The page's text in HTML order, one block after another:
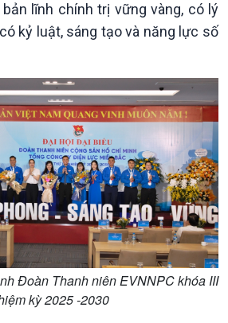
bản lĩnh chính trị vững vàng, có lý
kỷ luật, sáng tạo và năng lực số
Đoàn Thanh niên EVNNPC khóa III
kỳ 2025 -2030